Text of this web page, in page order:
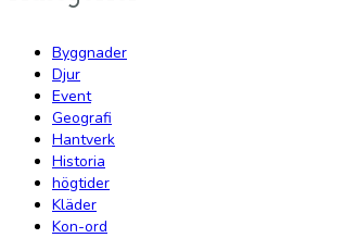
Byggnader
Djur
Event
Geografi
Hantverk
Historia
högtider
Kläder
Kon-ord